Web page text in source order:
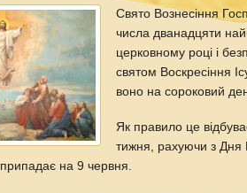
Свято Вознесіння
числа дванадцяти
церковному році і
святом Воскресіння
воно на сороковий
Як правило це
тижня, рахуючи з
на 9 червня.